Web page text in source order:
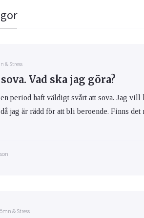
& Stress
Vad ska jag göra?
period haft väldigt svårt att sova. Jag vill
jag är rädd för att bli beroende. Finns
& Stress